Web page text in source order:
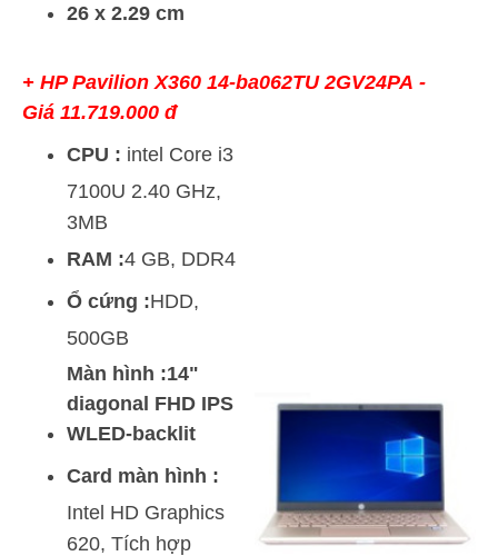
26 x 2.29 cm
+ HP Pavilion X360 14-ba062TU 2GV24PA -
Giá 11.719.000 đ
CPU : intel Core i3
7100U 2.40 GHz,
3MB
RAM :4 GB, DDR4
Ổ cứng :HDD,
500GB
Màn hình :14"
diagonal FHD IPS
WLED-backlit
Card màn hình :
Intel HD Graphics
620, Tích hợp